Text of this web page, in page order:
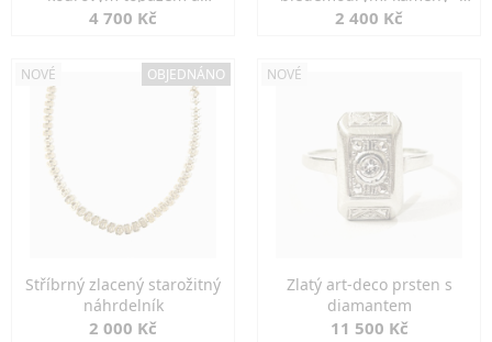
markazity
4 700 Kč
jemná elegance
2 400 Kč
NOVÉ OBJEDNÁNO
Stříbrný zlacený starožitný
náhrdelník
2 000 Kč
NOVÉ
Zlatý art-deco prsten s
diamantem
11 500 Kč